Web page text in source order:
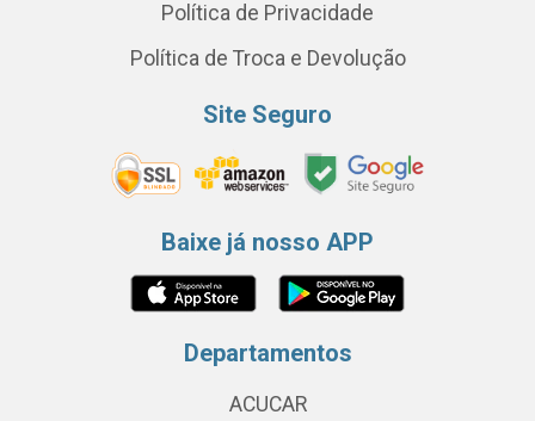
Política de Privacidade
Política de Troca e Devolução
Site Seguro
Baixe já nosso APP
Departamentos
ACUCAR